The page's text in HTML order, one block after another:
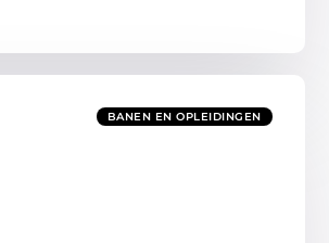
BANEN EN OPLEIDINGEN